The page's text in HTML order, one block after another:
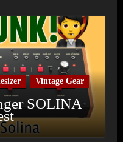
Vintage Gear
SOLINA